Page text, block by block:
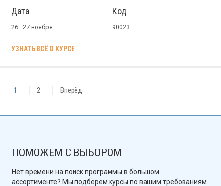
Дата
26–27 ноября
Код
90023
УЗНАТЬ ВСЁ О КУРСЕ
1 2 Вперёд
ПОМОЖЕМ С ВЫБОРОМ
Нет времени на поиск программы в большом
ассортименте? Мы подберем курсы по вашим требованиям.